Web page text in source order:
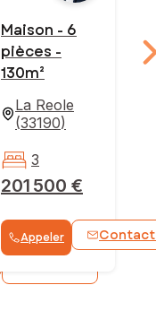
Maison - 6
pièces -
130m²
La Reole
(33190)
201 500 €
3
Appeler